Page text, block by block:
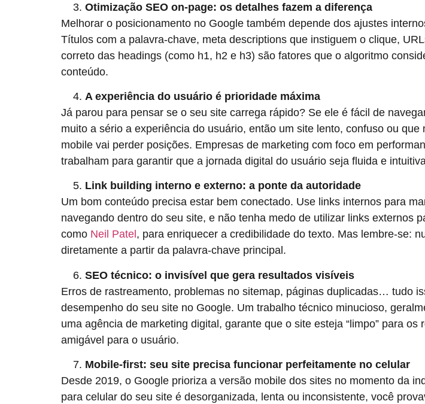
Otimização SEO on-page: os detalhes fazem a diferença
Melhorar o posicionamento no Google também depende dos ajustes
Títulos com a palavra-chave, meta descriptions que instiguem o clique,
correto das headings (como h1, h2 e h3) são fatores que o algoritmo
conteúdo.
A experiência do usuário é prioridade máxima
Já parou para pensar se o seu site carrega rápido? Se ele é fácil de
muito a sério a experiência do usuário, então um site lento, confuso ou que
mobile vai perder posições. Empresas de marketing com foco em
trabalham para garantir que a jornada digital do usuário seja fluida e
Link building interno e externo: a ponte da autoridade
Um bom conteúdo precisa estar bem conectado. Use links internos para
navegando dentro do seu site, e não tenha medo de utilizar links externos
como Neil Patel , para enriquecer a credibilidade do texto. Mas lembre-se:
diretamente a partir da palavra-chave principal.
SEO técnico: o invisível que gera resultados visíveis
Erros de rastreamento, problemas no sitemap, páginas duplicadas… tudo
desempenho do seu site no Google. Um trabalho técnico minucioso,
uma agência de marketing digital, garante que o site esteja “limpo” para os
amigável para o usuário.
Mobile-first: seu site precisa funcionar perfeitamente no celular
Desde 2019, o Google prioriza a versão mobile dos sites no momento da
para celular do seu site é desorganizada, lenta ou inconsistente, você